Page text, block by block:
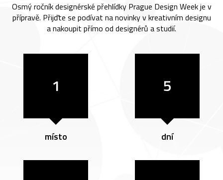
Osmý ročník designérské přehlídky Prague Design Week je v
přípravě. Přijďte se podívat na novinky v kreativním designu
a nakoupit přímo od designérů a studií.
1
místo
5
dní